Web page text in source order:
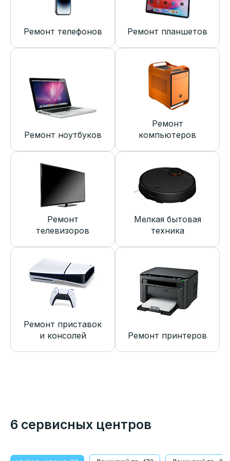
Ремонт телефонов Ремонт планшетов
Ремонт ноутбуков
Ремонт
компьютеров
Ремонт
телевизоров
Мелкая бытовая
техника
Ремонт приставок
и консолей
Ремонт принтеров
6 сервисных центров